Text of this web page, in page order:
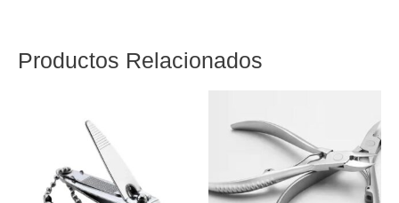
Productos Relacionados